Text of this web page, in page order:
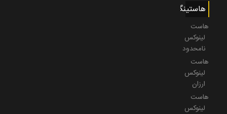
هاستینگ
هاست
لینوکس
نامحدود
هاست
لینوکس
ارزان
هاست
لینوکس